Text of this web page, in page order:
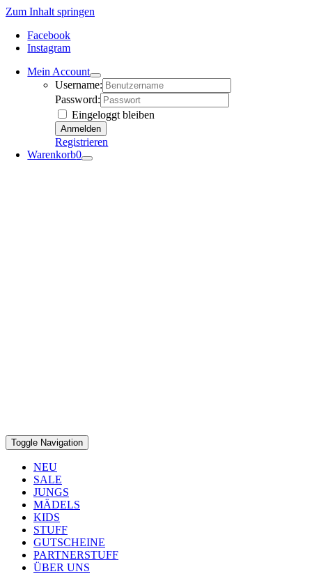
Zum Inhalt springen
Facebook
Instagram
Mein Account
Username:
Password:
Eingeloggt bleiben
Registrieren
Warenkorb0
Toggle Navigation
NEU
SALE
JUNGS
MÄDELS
KIDS
STUFF
GUTSCHEINE
PARTNERSTUFF
ÜBER UNS